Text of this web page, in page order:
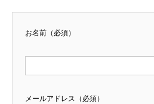
お名前（必須）
メールアドレス（必須）